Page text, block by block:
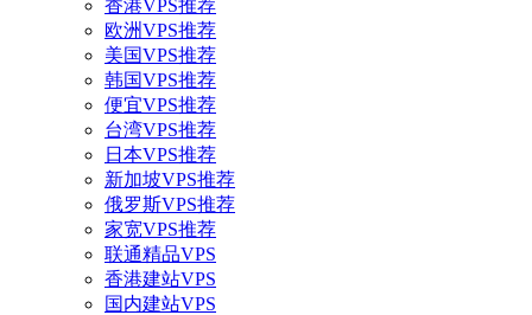
香港VPS推荐
欧洲VPS推荐
美国VPS推荐
韩国VPS推荐
便宜VPS推荐
台湾VPS推荐
日本VPS推荐
新加坡VPS推荐
俄罗斯VPS推荐
家宽VPS推荐
联通精品VPS
香港建站VPS
国内建站VPS